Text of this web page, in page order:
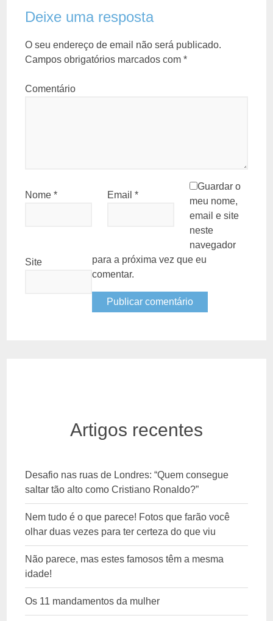
Deixe uma resposta
O seu endereço de email não será publicado.
Campos obrigatórios marcados com*
Comentário
Nome* Email *
Site
Guardar o
meu nome,
email e site
neste
navegador
para a próxima vez que eu
comentar.
Artigos recentes
Desafio nas ruas de Londres: “Quem consegue
saltar tão alto como Cristiano Ronaldo?”
Nem tudo é o que parece! Fotos que farão você
olhar duas vezes para ter certeza do que viu
Não parece, mas estes famosos têm a mesma
idade!
Os 11 mandamentos da mulher